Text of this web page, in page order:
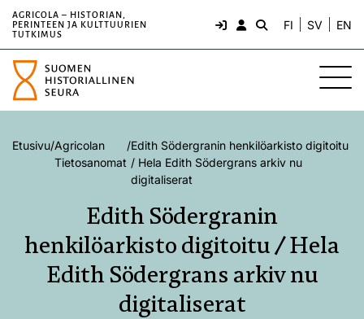
AGRICOLA – HISTORIAN,
PERINTEEN JA KULTTUURIEN
TUTKIMUS
FI SV EN
Etusivu/Agricolan
Tietosanomat
/Edith Södergranin henkilöarkisto digitoitu
/ Hela Edith Södergrans arkiv nu
digitaliserat
Edith Södergranin
henkilöarkisto digitoitu / Hela
Edith Södergrans arkiv nu
digitaliserat